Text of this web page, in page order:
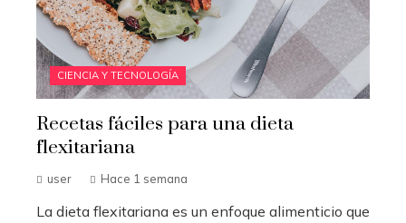
CIENCIA Y TECNOLOGÍA
Recetas fáciles para una dieta
flexitariana
user Hace 1 semana
La dieta flexitariana es un enfoque alimenticio que